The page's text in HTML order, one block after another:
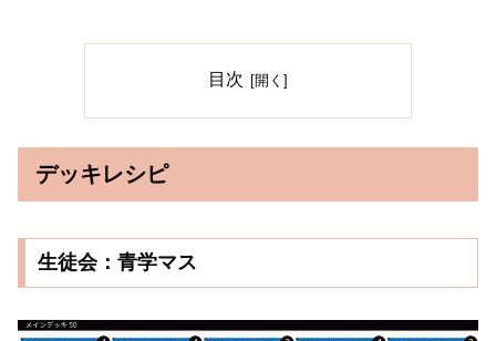
目次
デッキレシピ
生徒会：青学マス